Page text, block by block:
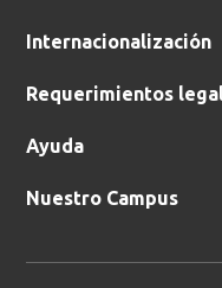
Internacionalización
Requerimientos
Ayuda
Nuestro Campus